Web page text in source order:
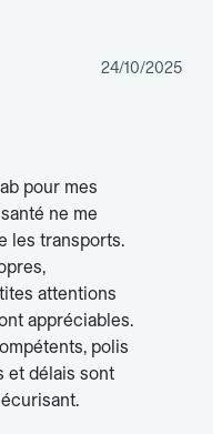
24/10/2025
pour mes
ne me
les transports.
attentions
appréciables.
polis
et délais sont